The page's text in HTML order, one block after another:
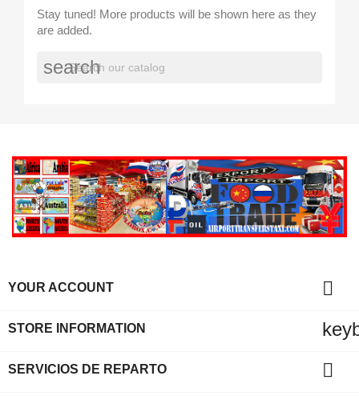
Stay tuned! More products will be shown here as they
are added.
search
YOUR ACCOUNT 
STORE INFORMATION
SERVICIOS DE REPARTO 